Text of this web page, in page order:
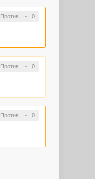
Против 0
Против 0
Против 0